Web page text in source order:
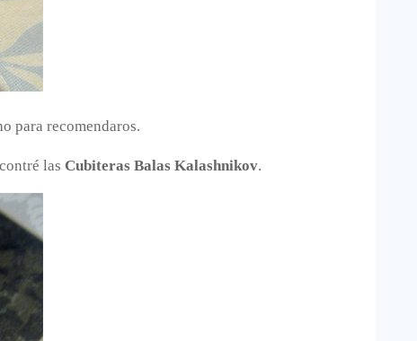
para recomendaros.
las Cubiteras Balas Kalashnikov.